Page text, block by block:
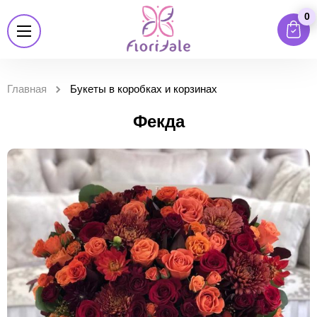
0
Главная Букеты в коробках и корзинах
Фекда